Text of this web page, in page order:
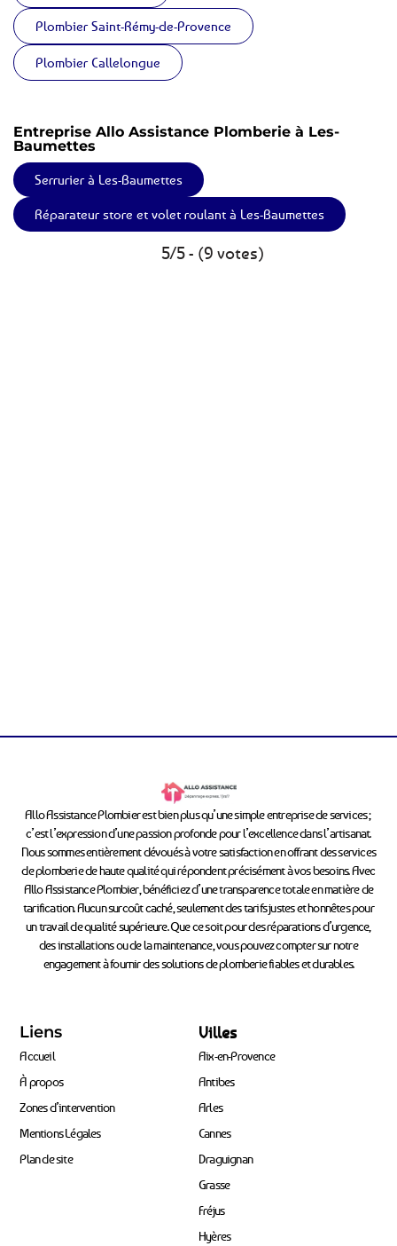
Plombier Saint-Rémy-de-Provence
Plombier Callelongue
Entreprise Allo Assistance Plomberie à Les-
Baumettes
Serrurier à Les-Baumettes
Réparateur store et volet roulant à Les-Baumettes
5/5 - (9 votes)
Allo Assistance Plombier est bien plus qu’une simple entreprise de services ;
c’est l’expression d’une passion profonde pour l’excellence dans l’artisanat.
Nous sommes entièrement dévoués à votre satisfaction en offrant des services
de plomberie de haute qualité qui répondent précisément à vos besoins. Avec
Allo Assistance Plombier, bénéficiez d’une transparence totale en matière de
tarification. Aucun surcoût caché, seulement des tarifs justes et honnêtes pour
un travail de qualité supérieure. Que ce soit pour des réparations d’urgence,
des installations ou de la maintenance, vous pouvez compter sur notre
engagement à fournir des solutions de plomberie fiables et durables.
Liens
Accueil
À propos
Zones d’intervention
Mentions Légales
Plan de site
Villes
Aix-en-Provence
Antibes
Arles
Cannes
Draguignan
Grasse
Fréjus
Hyères